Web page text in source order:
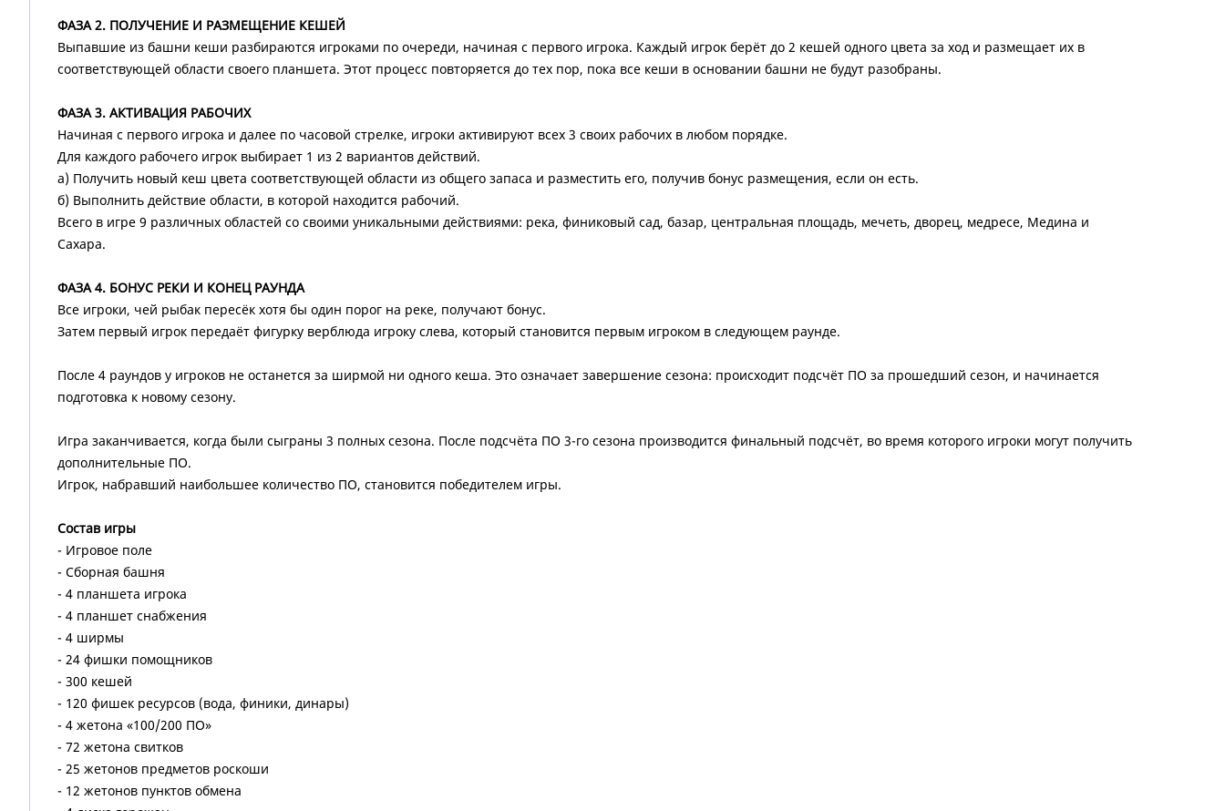
ФАЗА 2. ПОЛУЧЕНИЕ И РАЗМЕЩЕНИЕ КЕШЕЙ
Выпавшие из башни кеши разбираются игроками по очереди, начиная с первого игрока. Каждый игрок берёт до 2 кешей одного цвета за ход и размещает их в
соответствующей области своего планшета. Этот процесс повторяется до тех пор, пока все кеши в основании башни не будут разобраны.
ФАЗА 3. АКТИВАЦИЯ РАБОЧИХ
Начиная с первого игрока и далее по часовой стрелке, игроки активируют всех 3 своих рабочих в любом порядке.
Для каждого рабочего игрок выбирает 1 из 2 вариантов действий.
a) Получить новый кеш цвета соответствующей области из общего запаса и разместить его, получив бонус размещения, если он есть.
б) Выполнить действие области, в которой находится рабочий.
Всего в игре 9 различных областей со своими уникальными действиями: река, финиковый сад, базар, центральная площадь, мечеть, дворец, медресе, Медина и
Сахара.
ФАЗА 4. БОНУС РЕКИ И КОНЕЦ РАУНДА
Все игроки, чей рыбак пересёк хотя бы один порог на реке, получают бонус.
Затем первый игрок передаёт фигурку верблюда игроку слева, который становится первым игроком в следующем раунде.
После 4 раундов у игроков не останется за ширмой ни одного кеша. Это означает завершение сезона: происходит подсчёт ПО за прошедший сезон, и начинается
подготовка к новому сезону.
Игра заканчивается, когда были сыграны 3 полных сезона. После подсчёта ПО 3-го сезона производится финальный подсчёт, во время которого игроки могут получить
дополнительные ПО.
Игрок, набравший наибольшее количество ПО, становится победителем игры.
Состав игры
- Игровое поле
- Сборная башня
- 4 планшета игрока
- 4 планшет снабжения
- 4 ширмы
- 24 фишки помощников
- 300 кешей
- 120 фишек ресурсов (вода, финики, динары)
- 4 жетона «100/200 ПО»
- 72 жетона свитков
- 25 жетонов предметов роскоши
- 12 жетонов пунктов обмена